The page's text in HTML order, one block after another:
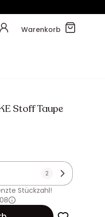
Warenkorb
Stoff Taupe
2
Stückzahl!